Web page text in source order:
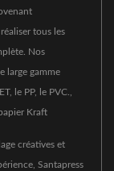
tous les
Nos
large gamme
le PP, le PVC.,
Kraft
créatives et
Santapress